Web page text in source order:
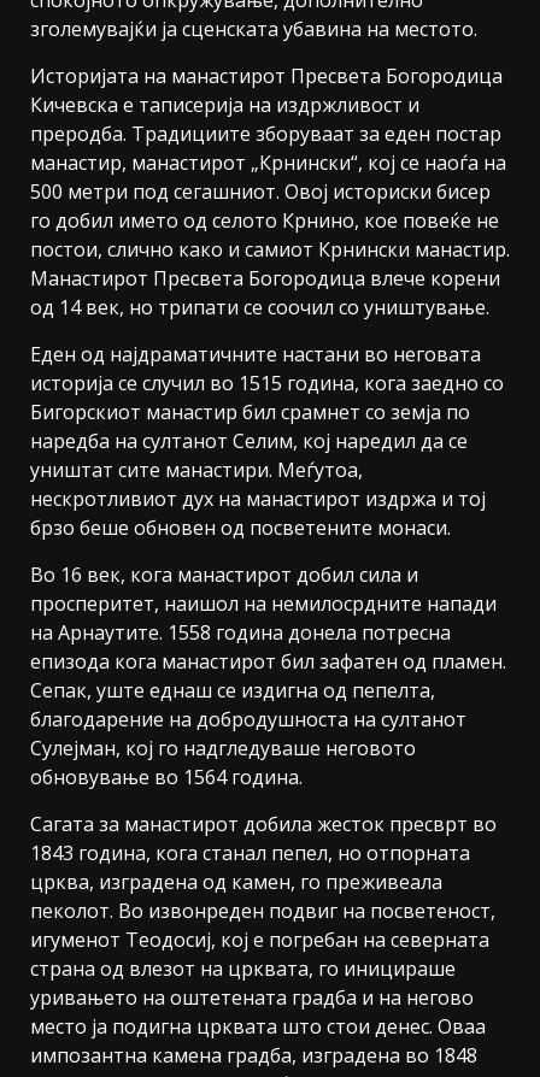
зголемувајќи ја сценската убавина на местото.
Историјата на манастирот Пресвета Богородица
Кичевска е таписерија на издржливост и
преродба. Традициите зборуваат за еден постар
манастир, манастирот „Крнински“, кој се наоѓа на
500 метри под сегашниот. Овој историски бисер
го добил името од селото Крнино, кое повеќе не
постои, слично како и самиот Крнински манастир.
Манастирот Пресвета Богородица влече корени
од 14 век, но трипати се соочил со уништување.
Еден од најдраматичните настани во неговата
историја се случил во 1515 година, кога заедно со
Бигорскиот манастир бил срамнет со земја по
наредба на султанот Селим, кој наредил да се
уништат сите манастири. Меѓутоа,
нескротливиот дух на манастирот издржа и тој
брзо беше обновен од посветените монаси.
Во 16 век, кога манастирот добил сила и
просперитет, наишол на немилосрдните напади
на Арнаутите. 1558 година донела потресна
епизода кога манастирот бил зафатен од пламен.
Сепак, уште еднаш се издигна од пепелта,
благодарение на добродушноста на султанот
Сулејман, кој го надгледуваше неговото
обновување во 1564 година.
Сагата за манастирот добила жесток пресврт во
1843 година, кога станал пепел, но отпорната
црква, изградена од камен, го преживеала
пеколот. Во извонреден подвиг на посветеност,
игуменот Теодосиј, кој е погребан на северната
страна од влезот на црквата, го иницираше
уривањето на оштетената градба и на негово
место ја подигна црквата што стои денес. Оваа
импозантна камена градба, изградена во 1848